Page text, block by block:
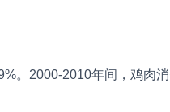
。2000-2010年间，鸡肉